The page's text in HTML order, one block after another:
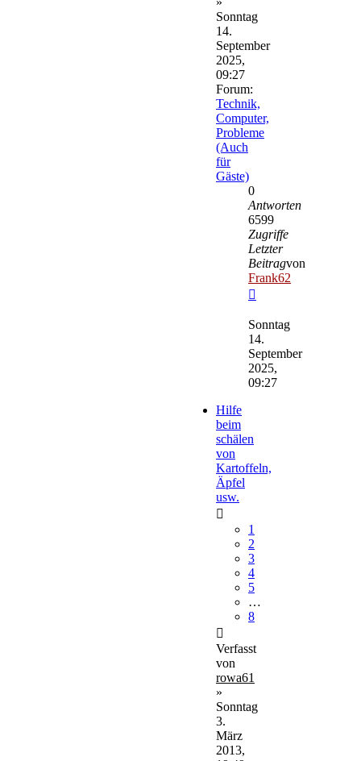
Sonntag
14.
September
2025,
09:27
Forum:
Technik,
Computer,
Probleme
(Auch
für
Gäste)
0
Antworten
6599
Zugriffe
Letzter
Beitragvon
Frank62
Beitrag
Sonntag
14.
September
2025,
09:27
Hilfe
beim
schälen
von
Kartoffeln,
Äpfel
usw.
1
2
3
4
5
…
8
Verfasst
von
rowa61
»
Sonntag
3.
März
2013,